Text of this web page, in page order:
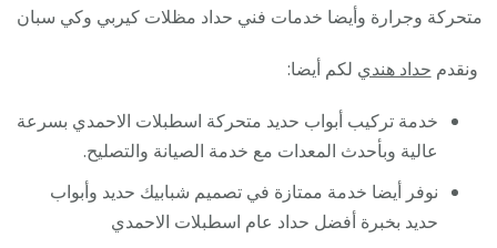
متحركة وجرارة وأيضا خدمات فني حداد مظلات كيربي وكي سبان
ونقدم حداد هندي لكم أيضا:
خدمة تركيب أبواب حديد متحركة اسطبلات الاحمدي بسرعة
عالية وبأحدث المعدات مع خدمة الصيانة والتصليح.
نوفر أيضا خدمة ممتازة في تصميم شبابيك حديد وأبواب
حديد بخبرة أفضل حداد عام اسطبلات الاحمدي